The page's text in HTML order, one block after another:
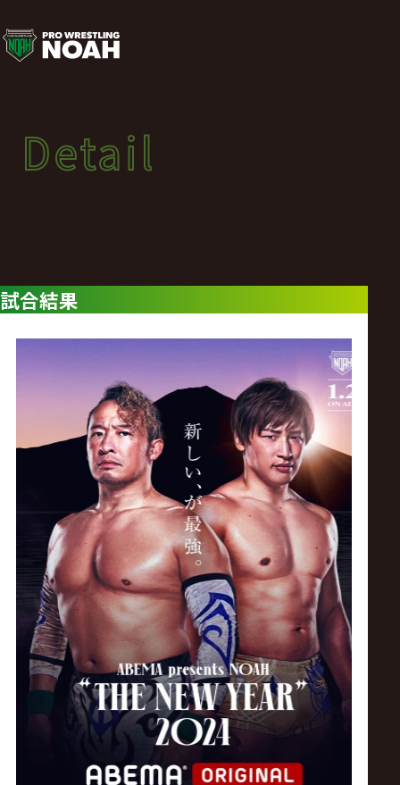
試
合
結
果
ロ
レ
ス
グ・
ア
Detail
試合結果
Detail
試合結果